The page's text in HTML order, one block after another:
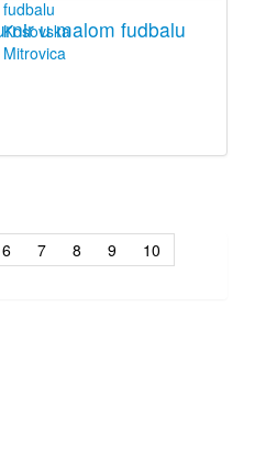
u malom fudbalu
6 7 8 9
10